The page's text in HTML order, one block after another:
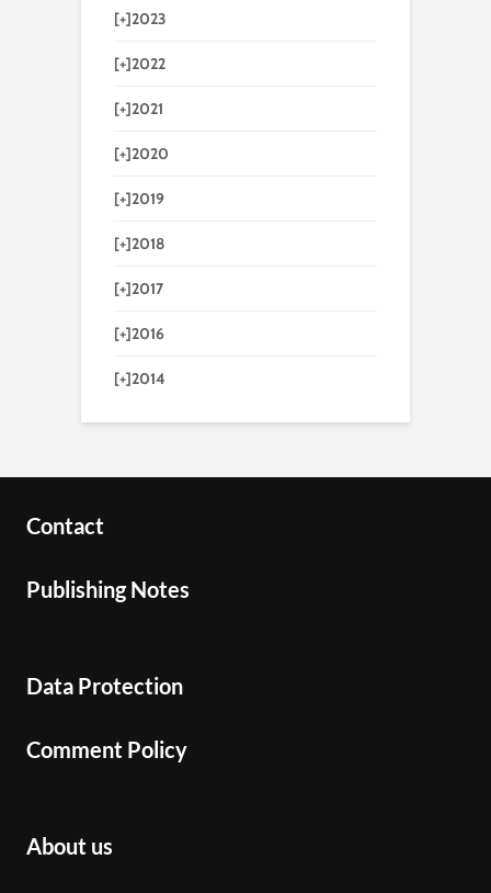
[+]2023
[+]2022
[+]2021
[+]2020
[+]2019
[+]2018
[+]2017
[+]2016
[+]2014
Contact
Publishing Notes
Data Protection
Comment Policy
About us